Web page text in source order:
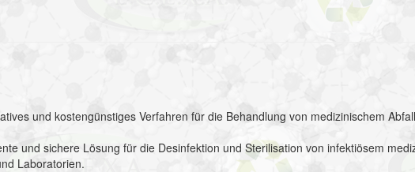
und kostengünstiges Verfahren für die Behandlung von medizinischem
und sichere Lösung für die Desinfektion und Sterilisation von infektiösem
Laboratorien.